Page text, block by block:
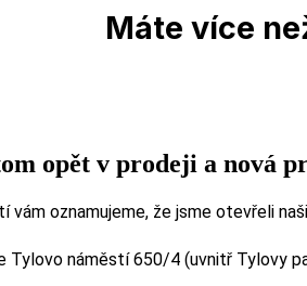
Máte více
opět v prodeji a nová
vám oznamujeme, že jsme otevřeli
Tylovo náměstí 650/4 (uvnitř Tylovy